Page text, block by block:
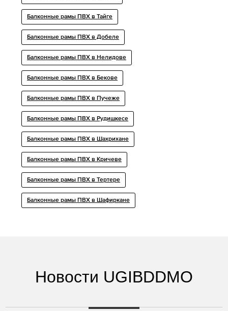
Балконные рамы ПВХ в Тайге
Балконные рамы ПВХ в Добелe
Балконные рамы ПВХ в Нелидове
Балконные рамы ПВХ в Бекове
Балконные рамы ПВХ в Пучеже
Балконные рамы ПВХ в Рудишкесе
Балконные рамы ПВХ в Шахрихане
Балконные рамы ПВХ в Кричеве
Балконные рамы ПВХ в Тертере
Балконные рамы ПВХ в Шафиркане
Новости UGIBDDMO